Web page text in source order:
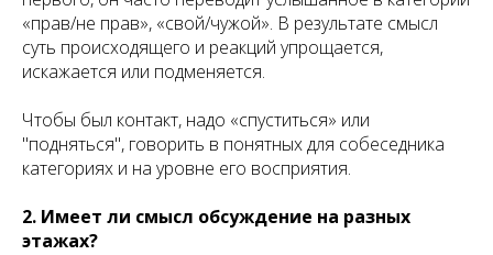
«прав/не прав», «свой/чужой». В результате смысл
суть происходящего и реакций упрощается,
искажается или подменяется.
Чтобы был контакт, надо «спуститься» или
"подняться", говорить в понятных для собеседника
категориях и на уровне его восприятия.
2. Имеет ли смысл обсуждение на разных
этажах?